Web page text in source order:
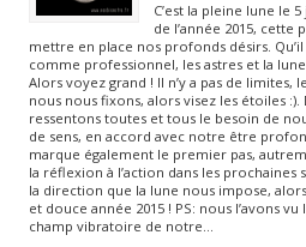
C’est la pleine lune le
de l’année 2015, cette
mettre en place nos profonds désirs. Qu’il
comme professionnel, les astres et la
Alors voyez grand ! Il n’y a pas de limites,
nous nous fixons, alors visez les étoiles
ressentons toutes et tous le besoin de
de sens, en accord avec notre être
marque également le premier pas,
la réflexion à l’action dans les prochaines
la direction que la lune nous impose,
et douce année 2015 ! PS: nous l’avons
champ vibratoire de notre…